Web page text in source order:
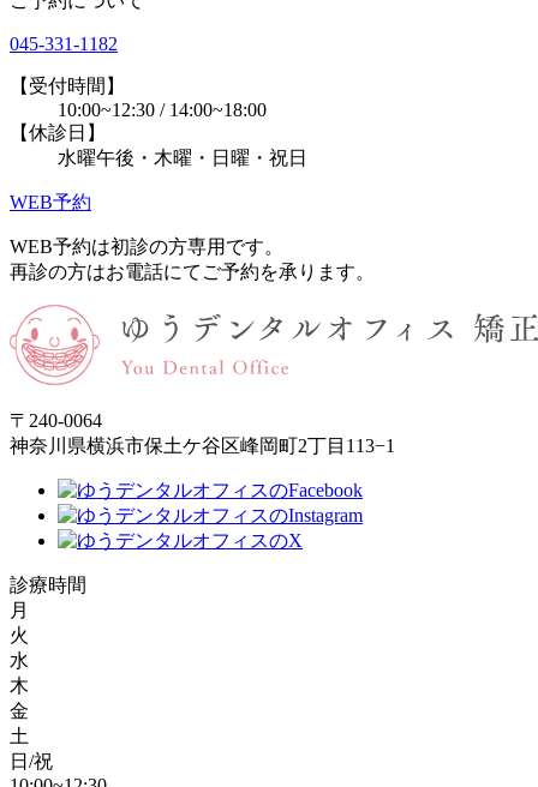
045-331-1182
【受付時間】
10:00~12:30 / 14:00~18:00
【休診日】
水曜午後・木曜・日曜・祝日
WEB予約
WEB予約は初診の方専用です。
再診の方はお電話にてご予約を承ります。
〒240-0064
神奈川県横浜市保土ケ谷区峰岡町2丁目113−1
診療時間
月
火
水
木
金
土
日/祝